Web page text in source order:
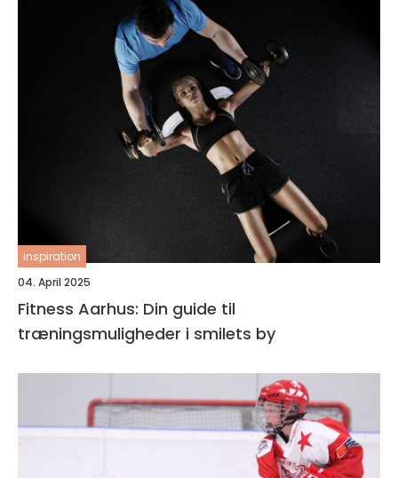
inspiration
04. April 2025
Fitness Aarhus: Din guide til
træningsmuligheder i smilets by